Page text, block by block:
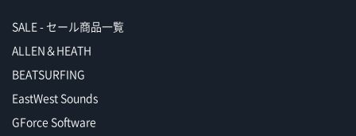
SALE - セール商品一覧
ALLEN＆HEATH
BEATSURFING
EastWest Sounds
GForce Software